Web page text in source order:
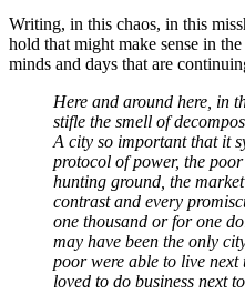
Writing, in this chaos, in this
hold that might make sense in
minds and days that are
Here and around here, in
stifle the smell of
A city so important that it
protocol of power, the
hunting ground, the
contrast and every
one thousand or for one
may have been the only
poor were able to live
loved to do business next